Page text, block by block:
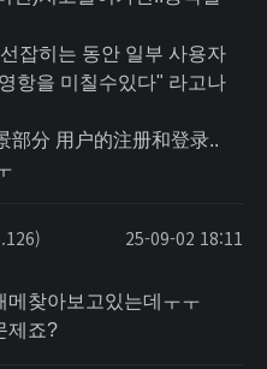
잡히는 동안 일부 사용자
항을 미칠수있다" 라고나
部分 用户的注册和登录..
25-09-02 18:11
메찾아보고있는데ㅜㅜ
제죠?